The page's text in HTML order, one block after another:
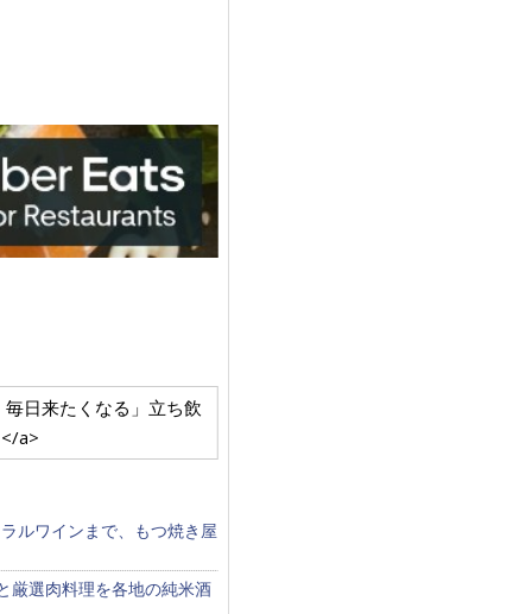
日来たくなる」立ち飲
a>
ルワインまで、もつ焼き屋
厳選肉料理を各地の純米酒